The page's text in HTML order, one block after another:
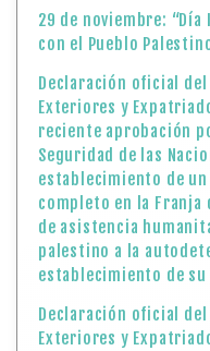
29 de noviembre:
con el Pueblo
Declaración oficial
Exteriores y
reciente aprobación
Seguridad de las
establecimiento de
completo en la Franja
de asistencia
palestino a la
establecimiento de
Declaración oficial
Exteriores y